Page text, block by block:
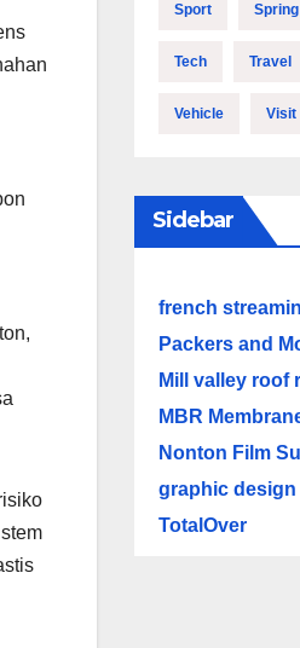
Sport Spring
Tech Travel
Vehicle Visit
Sidebar
french
Packers and
Mill valley roof
MBR
Nonton Film
graphic design
TotalOver